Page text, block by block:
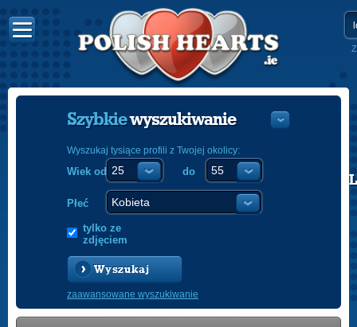
POLISH
Szybkiewyszukiwanie
Wyszukaj tysiące profili z Twojej okolicy:
Wiek od do
Płeć
tylko ze
zdjęciem
Wyszukaj
zaawansowane wyszukiwanie